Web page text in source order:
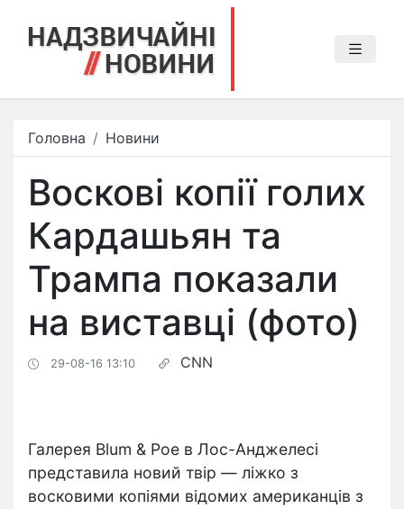
Головна Новини
Воскові копії голих
Кардашьян та
Трампа показали
на виставці (фото)
29-08-16 13:10 CNN
Галерея Blum & Poe в Лос-Анджелесі
представила новий твір — ліжко з
восковими копіями відомих американців з